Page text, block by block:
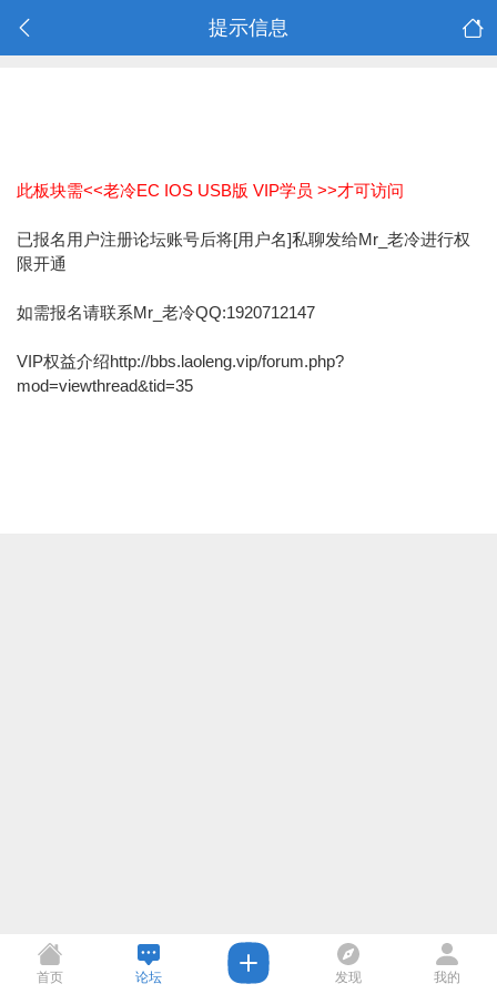
提示信息
此板块需<<老冷EC IOS USB版 VIP学员 >>才可访问
已报名用户注册论坛账号后将[用户名]私聊发给Mr_老冷进行权
限开通
如需报名请联系Mr_老冷QQ:1920712147
VIP权益介绍http://bbs.laoleng.vip/forum.php?
mod=viewthread&tid=35
首页 论坛 发现 我的